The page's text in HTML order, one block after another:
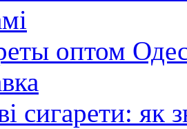
оптом
сигарети: як